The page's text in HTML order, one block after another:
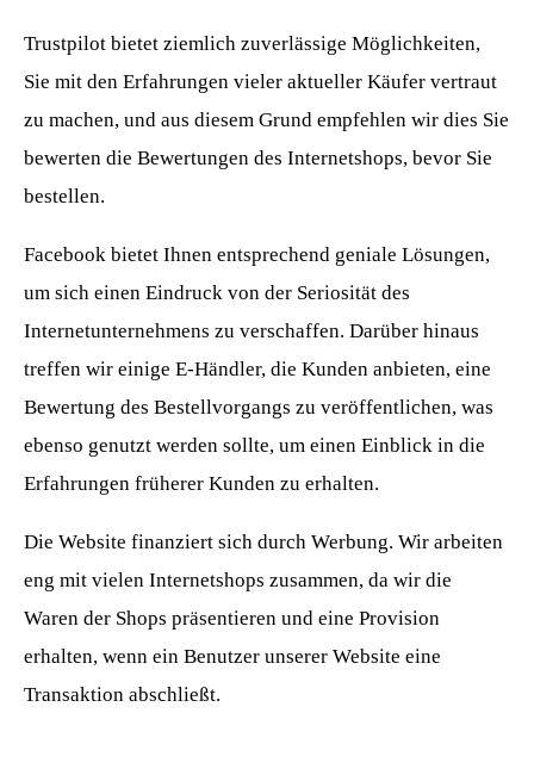
Trustpilot bietet ziemlich zuverlässige Möglichkeiten,
Sie mit den Erfahrungen vieler aktueller Käufer vertraut
zu machen, und aus diesem Grund empfehlen wir dies Sie
bewerten die Bewertungen des Internetshops, bevor Sie
bestellen.
Facebook bietet Ihnen entsprechend geniale Lösungen,
um sich einen Eindruck von der Seriosität des
Internetunternehmens zu verschaffen. Darüber hinaus
treffen wir einige E-Händler, die Kunden anbieten, eine
Bewertung des Bestellvorgangs zu veröffentlichen, was
ebenso genutzt werden sollte, um einen Einblick in die
Erfahrungen früherer Kunden zu erhalten.
Die Website finanziert sich durch Werbung. Wir arbeiten
eng mit vielen Internetshops zusammen, da wir die
Waren der Shops präsentieren und eine Provision
erhalten, wenn ein Benutzer unserer Website eine
Transaktion abschließt.